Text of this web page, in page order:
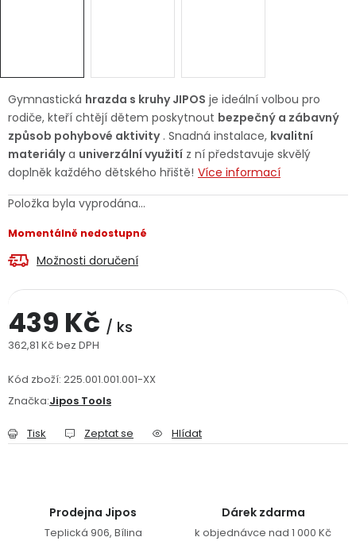
Velkoobchodní spolupráce (B2B)
Servis nářadí Hodnocení obchodu
Doprava a platba
Reklamační formulář
Obchodní podmínky Reklamační řád
Gymnastická hrazda s kruhy JIPOS je ideální volbou pro
rodiče, kteří chtějí dětem poskytnout bezpečný a zábavný
způsob pohybové aktivity. Snadná instalace, kvalitní
materiálya univerzální využití z ní představuje skvělý
doplněk každého dětského hřiště! Více informací
Položka byla vyprodána…
Momentálně nedostupné
Možnosti doručení
439 Kč / ks
362,81 Kč bez DPH
Kód zboží: 225.001.001.001-XX
Značka:Jipos Tools
Tisk Zeptat se Hlídat
Prodejna Jipos
Teplická 906, Bílina
Dárek zdarma
k objednávce nad 1 000 Kč